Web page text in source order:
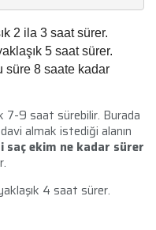
2 ila 3 saat sürer.
5 saat sürer.
süre 8 saate kadar
7-9 saat sürebilir. Burada
almak istediği alanın
saç ekim ne kadar sürer
4 saat sürer.